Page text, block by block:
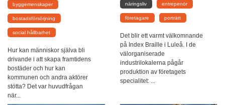
byggemenskaper
bostadsförsörjning
social hållbarhet
Hur kan människor själva bli
drivande i att skapa framtidens
bostäder och hur kan
kommunen och andra aktörer
stötta? Det var huvudfrågan
när...
näringsliv entrepenör
företagare porträtt
Det blir ett varmt välkomnande
på Index Braille i Luleå. I de
välorganiserade
industrilokalerna pågår
produktion av företagets
specialitet: ...